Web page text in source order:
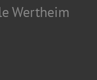
Wertheim